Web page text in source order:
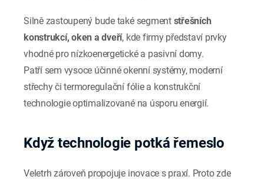
Silně zastoupený bude také segment střešních
konstrukcí, oken a dveří, kde firmy představí prvky
vhodné pro nízkoenergetické a pasivní domy.
Patří sem vysoce účinné okenní systémy, moderní
střechy či termoregulační fólie a konstrukční
technologie optimalizované na úsporu energií.
Když technologie potká řemeslo
Veletrh zároveň propojuje inovace s praxí. Proto zde